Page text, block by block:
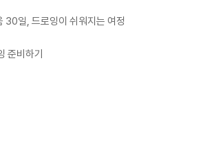
30일, 드로잉이 쉬워지는 여정
준비하기